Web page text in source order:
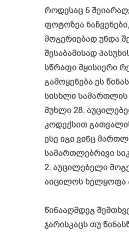
როდესაც 5
ფოტოზეა
მოგერიებად უნდა
შესაბამისად
სწრაფი მყისიერი
გამოყენება ეს
სისხლი
მუხლი 28.
კოდექსით
ესე იგი ვინც
სამართლებრივი
2. აუცილებელი
აიცილოს ხელყოფა
წინააღმდეგ
ჯარისკაცს თუ